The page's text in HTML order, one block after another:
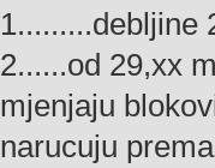
1.........debljine
2......od 29,xx
mjenjaju
narucuju